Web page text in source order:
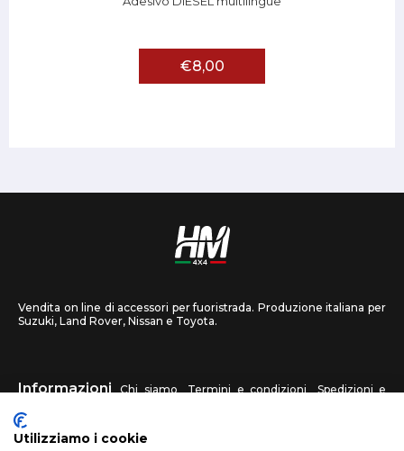
€8,00
Vendita on line di accessori per fuoristrada. Produzione italiana per
Suzuki, Land Rover, Nissan e Toyota.
Informazioni Chi siamo Termini e condizioni
Spedizioni e
recessi
Utilizziamo i cookie